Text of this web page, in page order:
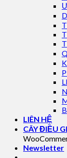
LIÊN HỆ
CÂY ĐIỀU
Newsletter